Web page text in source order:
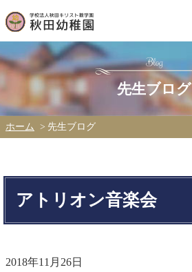
先生ブログ
ホーム 先生ブログ
アトリオン音楽会
2018年11月26日